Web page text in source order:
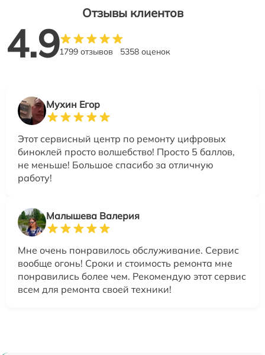
Отзывы клиентов
4.91799 отзывов 5358 оценок
Мухин Егор
Этот сервисный центр по ремонту цифровых
биноклей просто волшебство! Просто 5 баллов,
не меньше! Большое спасибо за отличную
работу!
Малышева Валерия
Мне очень понравилось обслуживание. Сервис
вообще огонь! Сроки и стоимость ремонта мне
понравились более чем. Рекомендую этот сервис
всем для ремонта своей техники!